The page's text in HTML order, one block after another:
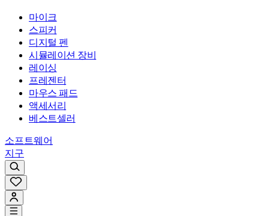
마이크
스피커
디지털 펜
시뮬레이션 장비
레이싱
프레젠터
마우스 패드
액세서리
베스트셀러
소프트웨어
지구